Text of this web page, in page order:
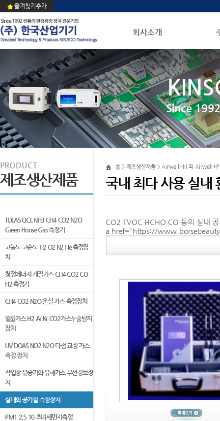
즐겨찾기추가
회사소개
Since
PRODUCT
제조생산제품
TDLAS QCL NH3 CH4 CO2 N2O
Green House Gas 측정기
고농도 고순도 H2 O2 N2 He 측정장
치
청정에너지 개질가스 CH4 CO2 CO
H2 측정기
CH4 CO2 N2O 온실 가스 측정장치
헬륨가스 H2 Ar Kr CO2가스누출탐지
장치
UV DOAS NO2 N2O 다점 교정 가스
측정 장치
작업장 유증기와 유해가스 무선경보장
치
실내외 공기질 측정장치
PM1 2.5 10 초미세먼지측정
홈 > 제조생산제품 > Airwell+III 와 Airwell+P
국내 최다 사용 실내
CO2 TVOC HCHO CO 등의 실내
a href="https://